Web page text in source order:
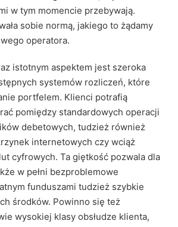
w tym momencie przebywają.
sobie normą, jakiego to żądamy
operatora.
istotnym aspektem jest szeroka
systemów rozliczeń, które
portfelem. Klienci potrafią
pomiędzy standardowych operacji
debetowych, tudzież również
internetowych czy wciąż
cyfrowych. Ta giętkość pozwala dla
w pełni bezproblemowe
funduszami tudzież szybkie
środków. Powinno się też
wysokiej klasy obsłudze klienta,